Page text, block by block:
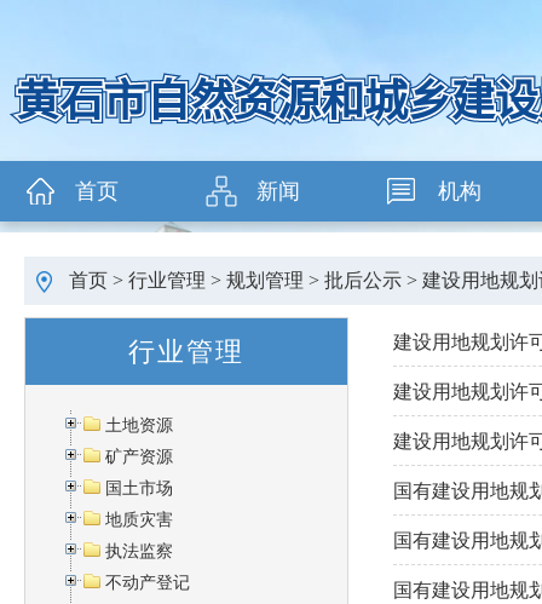
首页 新闻 机构
首页 > 行业管理 > 规划管理 > 批后公示 > 建设用地规
行业管理
土地资源
矿产资源
国土市场
地质灾害
执法监察
不动产登记
建设用地规划许
建设用地规划许
建设用地规划许
国有建设用地规
国有建设用地规
国有建设用地规